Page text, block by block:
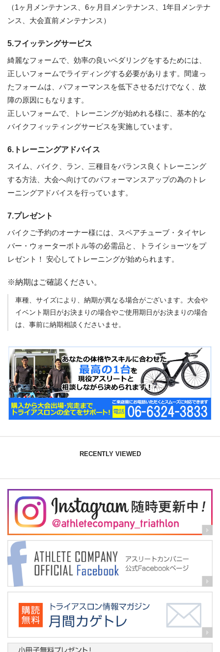
（1ヶ月メンテナンス、6ヶ月目メンテナンス、1年目メンテナ
ンス、大会直前メンテナンス）
5.フイッテングサービス
綺麗なフォームで、効率の良いペダリングをするためには、
正しいフォームでライディングする必要があります。間違っ
たフォームは、パフォーマンスを低下させるだけでなく、故
障の原因にもなります。
正しいフォームで、トレーニングが始めれる様に、基本的な
バイクフィッティングサービスを実施しています。
6.トレーニングアドバイス
スイム、バイク、ラン、三種目をバランス良くトレーニング
する方法、大会へ向けてのパフォーマンスアップの為のトレ
ーニングアドバイスを行っています。
7.プレゼント
バイクご予約のオーナー様には、スペアチューブ・タイヤレ
バー・ウォーターボトル等の必需品と、トライショーツをプ
レゼント！ 安心してトレーニングが始められます。
※納期はご確認ください。
車種、サイズにより、納期が異なる場合がございます。大会や
イベント期日がお決まりの場合やご使用期日がお決まりの場合
は、事前に納期相談くださいませ。
RECENTLY VIEWED